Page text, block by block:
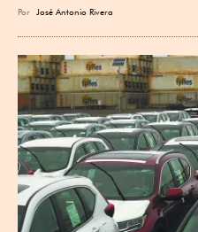
Por José Antonio Rivera